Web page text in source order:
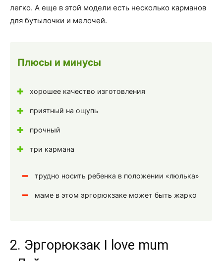
легко. А еще в этой модели есть несколько карманов
для бутылочки и мелочей.
Плюсы и минусы
хорошее качество изготовления
приятный на ощупь
прочный
три кармана
трудно носить ребенка в положении «люлька»
маме в этом эргорюкзаке может быть жарко
2. Эргорюкзак I love mum